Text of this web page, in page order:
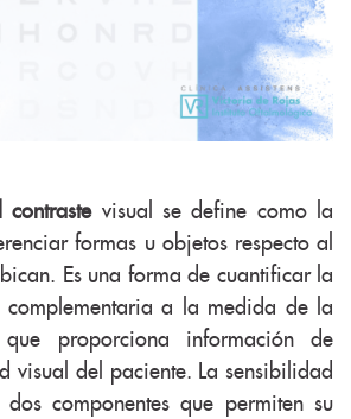
visual se define como la
formas u objetos respecto al
Es una forma de cuantificar la
complementaria a la medida de la
proporciona información de
visual del paciente. La sensibilidad
componentes que permiten su